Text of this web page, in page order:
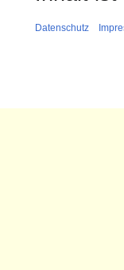
Datenschutz